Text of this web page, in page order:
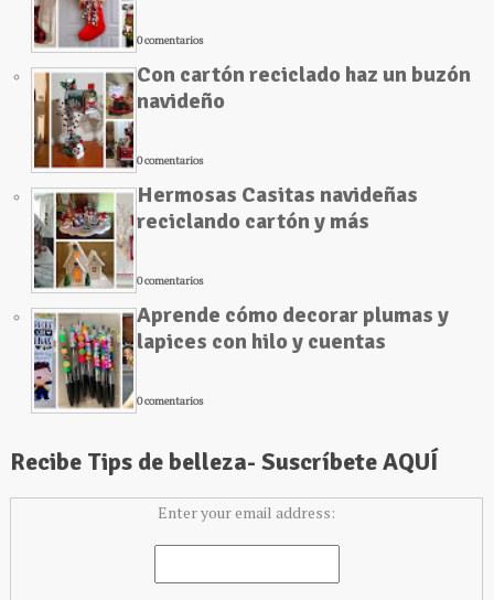
0 comentarios
Con cartón reciclado haz un buzón
navideño
0 comentarios
Hermosas Casitas navideñas
reciclando cartón y más
0 comentarios
Aprende cómo decorar plumas y
lapices con hilo y cuentas
0 comentarios
Recibe Tips de belleza- Suscríbete AQUÍ
Enter your email address: